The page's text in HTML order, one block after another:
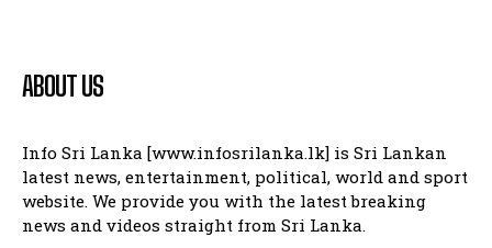
ABOUT US
Info Sri Lanka [www.infosrilanka.lk] is Sri Lankan
latest news, entertainment, political, world and sport
website. We provide you with the latest breaking
news and videos straight from Sri Lanka.